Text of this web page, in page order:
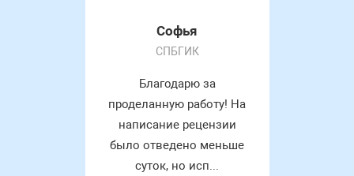
Софья
СПБГИК
Благодарю за
проделанную работу! На
написание рецензии
было отведено меньше
суток, но исп...